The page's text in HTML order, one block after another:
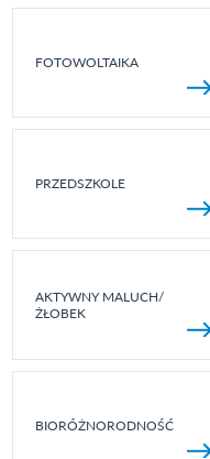
FOTOWOLTAIKA
PRZEDSZKOLE
AKTYWNY MALUCH/
ŻŁOBEK
BIORÓŻNORODNOŚĆ